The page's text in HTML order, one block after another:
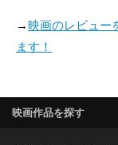
→映画のレビュー
ます！
映画作品を探す